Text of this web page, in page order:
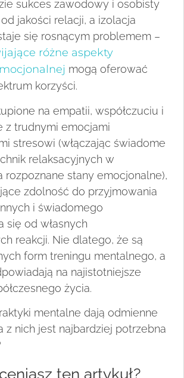
sukces zawodowy i osobisty
jakości relacji, a izolacja
się rosnącym problemem –
różne aspekty
mogą oferować
korzyści.
na empatii, współczuciu i
z trudnymi emocjami
stresowi (włączając świadome
relaksacyjnych w
rozpoznane stany emocjonalne),
zdolność do przyjmowania
i świadomego
się od własnych
reakcji. Nie dlatego, że są
form treningu mentalnego, a
na najistotniejsze
życia.
mentalne dają odmienne
z nich jest najbardziej potrzebna
ten artykuł?